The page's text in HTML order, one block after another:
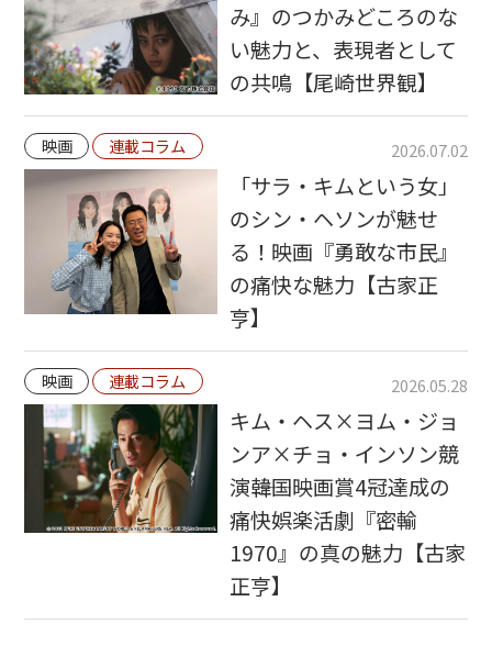
み』のつかみどころのな
い魅力と、表現者として
の共鳴【尾崎世界観】
映画 連載コラム 2026.07.02
「サラ・キムという女」
のシン・ヘソンが魅せ
る！映画『勇敢な市民』
の痛快な魅力【古家正
亨】
映画 連載コラム 2026.05.28
キム・ヘス×ヨム・ジョ
ンア×チョ・インソン競
演――韓国映画賞4冠達成の
痛快娯楽活劇『密輸
1970』の真の魅力【古家
正亨】